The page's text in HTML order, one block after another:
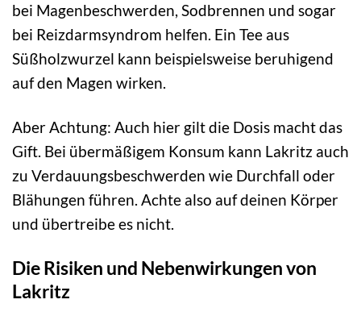
bei Magenbeschwerden, Sodbrennen und sogar
bei Reizdarmsyndrom helfen. Ein Tee aus
Süßholzwurzel kann beispielsweise beruhigend
auf den Magen wirken.
Aber Achtung: Auch hier gilt die Dosis macht das
Gift. Bei übermäßigem Konsum kann Lakritz auch
zu Verdauungsbeschwerden wie Durchfall oder
Blähungen führen. Achte also auf deinen Körper
und übertreibe es nicht.
Die Risiken und Nebenwirkungen von
Lakritz